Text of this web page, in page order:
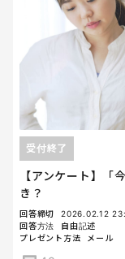
【アンケート】「
き？
受付終了
回答締切
2026.02.12
回答方法
自由記述
プレゼント方法
メール